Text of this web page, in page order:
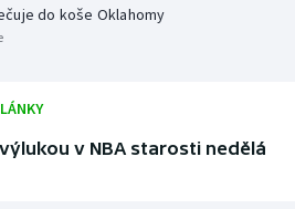
do koše Oklahomy
v NBA starosti nedělá